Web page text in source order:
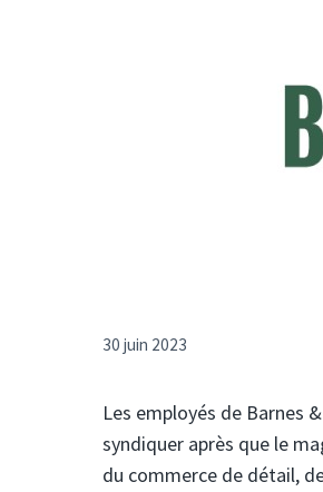
30 juin 2023
Les employés de Barnes
syndiquer après que le
du commerce de détail,